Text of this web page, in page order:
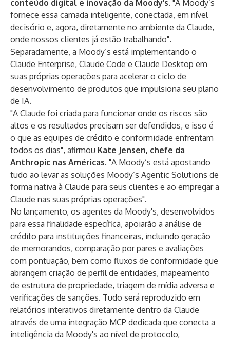
conteúdo digital e inovação da Moody’s. "A Moody’s
fornece essa camada inteligente, conectada, em nível
decisório e, agora, diretamente no ambiente da Claude,
onde nossos clientes já estão trabalhando".
Separadamente, a Moody’s está implementando o
Claude Enterprise, Claude Code e Claude Desktop em
suas próprias operações para acelerar o ciclo de
desenvolvimento de produtos que impulsiona seu plano
de IA.
"A Claude foi criada para funcionar onde os riscos são
altos e os resultados precisam ser defendidos, e isso é
o que as equipes de crédito e conformidade enfrentam
todos os dias", afirmou Kate Jensen, chefe da
Anthropic nas Américas. "A Moody’s está apostando
tudo ao levar as soluções Moody’s Agentic Solutions de
forma nativa à Claude para seus clientes e ao empregar a
Claude nas suas próprias operações".
No lançamento, os agentes da Moody's, desenvolvidos
para essa finalidade específica, apoiarão a análise de
crédito para instituições financeiras, incluindo geração
de memorandos, comparação por pares e avaliações
com pontuação, bem como fluxos de conformidade que
abrangem criação de perfil de entidades, mapeamento
de estrutura de propriedade, triagem de mídia adversa e
verificações de sanções. Tudo será reproduzido em
relatórios interativos diretamente dentro da Claude
através de uma integração MCP dedicada que conecta a
inteligência da Moody's ao nível de protocolo,